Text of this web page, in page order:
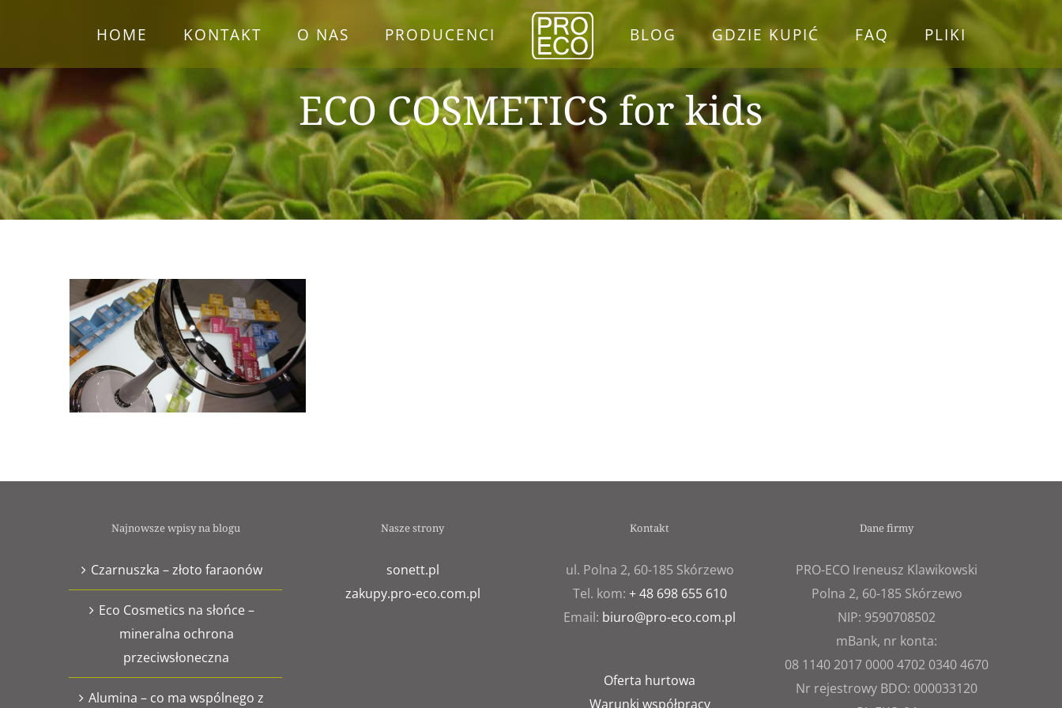
HOME KONTAKT O NAS PRODUCENCI BLOG GDZIE KUPIĆ FAQ PLIKI
ECO COSMETICS for kids
Najnowsze wpisy na blogu
Czarnuszka – złoto faraonów
Eco Cosmetics na słońce –
mineralna ochrona
przeciwsłoneczna
Alumina – co ma wspólnego z
Nasze strony
sonett.pl
zakupy.pro-eco.com.pl
Kontakt
ul. Polna 2, 60-185 Skórzewo
Tel. kom: + 48 698 655 610
Email: biuro@pro-eco.com.pl
Oferta hurtowa
Warunki współpracy
Dane firmy
PRO-ECO Ireneusz Klawikowski
Polna 2, 60-185 Skórzewo
NIP: 9590708502
mBank, nr konta:
08 1140 2017 0000 4702 0340 4670
Nr rejestrowy BDO: 000033120